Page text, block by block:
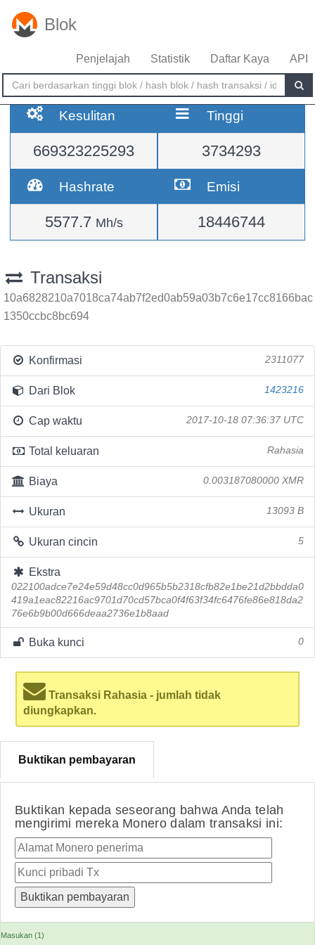
Blok
Penjelajah Statistik Daftar Kaya API
Kesulitan
669323225293
Tinggi
3734293
Hashrate
5577.7 Mh/s
Emisi
18446744
Transaksi
10a6828210a7018ca74ab7f2ed0ab59a03b7c6e17cc8166bac
1350ccbc8bc694
Konfirmasi 2311077
Dari Blok 1423216
Cap waktu 2017-10-18 07:36:37 UTC
Total keluaran Rahasia
Biaya 0.003187080000 XMR
Ukuran 13093 B
Ukuran cincin 5
Ekstra
022100adce7e24e59d48cc0d965b5b2318cfb82e1be21d2bbdda0
419a1eac82216ac9701d70cd57bca0f4f63f34fc6476fe86e818da2
76e6b9b00d666deaa2736e1b8aad
Buka kunci 0
Transaksi Rahasia - jumlah tidak
diungkapkan.
Buktikan pembayaran
Buktikan kepada seseorang bahwa Anda telah
mengirimi mereka Monero dalam transaksi ini:
Masukan (1)